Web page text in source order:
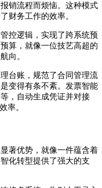
销流程而烦恼。这种模式
财务工作的效率。
控逻辑，实现了跨系统预
算，就像一位技艺高超的
向。
台账，规范了合同管理流
变得有条不紊。发票智能
，自动生成凭证并对接
率。
著优势，就像一件蕴含着
化转型提供了强大的支